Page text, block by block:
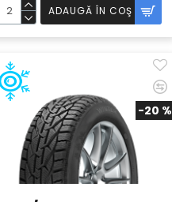
ADAUGĂ ÎN COŞ
-20 %